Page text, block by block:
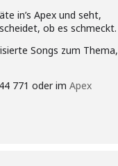
in’s Apex und seht,
ob es schmeckt.
Songs zum Thema,
771 oder im Apex